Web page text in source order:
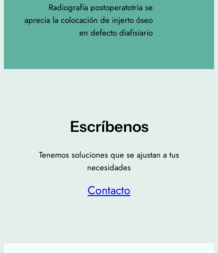
Radiografía postoperatotria se
aprecia la colocación de injerto óseo
en defecto diafisiario
Escríbenos
Tenemos soluciones que se ajustan a tus
necesidades
Contacto